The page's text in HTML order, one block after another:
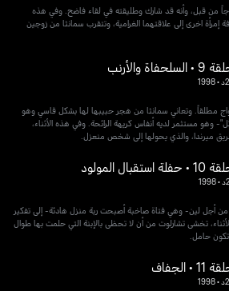
من قبل، وأنه قد شارك وطليقته في لقاء فاضح. وفي هذه
إمرأة اخرى إلى علاقتهما الغرامية، وتتقرب سمانثا من زوجين
السلحفاة والأرنب
•
1998
مطلقاً. وتعاني سمانثا من هجر حبيبها لها بشكل قاسي وهو
وهو مستثمر لديه أنفاس كريهة الرائحة. وفي هذه الأثناء،
ميرندا، والذي يحولها إلى شخص منعزل.
حفلة استقبال المولود
•
1998
من أجل لين- وهي فتاة صاخبة أصبحت ربة منزل هادئة- إلى تفكير
تخشى تشارلوت من أن لا تحظى بالإبنة التي حلمت بها طوال
تكون حامل.
11 • الجفاف
•
1998